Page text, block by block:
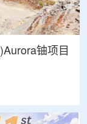
铀项目